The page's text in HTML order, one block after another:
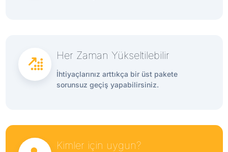
Her Zaman Yükseltilebilir
İhtiyaçlarınız arttıkça bir üst pakete
sorunsuz geçiş yapabilirsiniz.
Kimler için uygun?